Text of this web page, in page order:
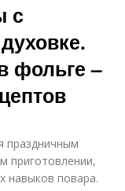
с
фольге –
праздничным
приготовлении,
навыков повара.